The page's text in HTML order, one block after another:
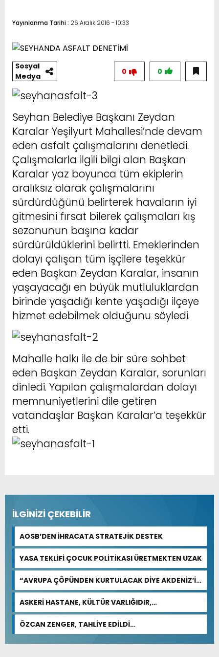
Yayınlanma Tarihi : 26 Aralık 2016 - 10:33
Sosyal
Medya
0
0
Seyhan Belediye Başkanı Zeydan
Karalar Yeşilyurt Mahallesi’nde devam
eden asfalt çalışmalarını denetledi.
Çalışmalarla ilgili bilgi alan Başkan
Karalar yaz boyunca tüm ekiplerin
aralıksız olarak çalışmalarını
sürdürdüğünü belirterek havaların iyi
gitmesini fırsat bilerek çalışmaları kış
sezonunun başına kadar
sürdürüldüklerini belirtti. Emeklerinden
dolayı çalışan tüm işçilere teşekkür
eden Başkan Zeydan Karalar, insanın
yaşayacağı en büyük mutluluklardan
birinde yaşadığı kente yaşadığı ilçeye
hizmet edebilmek olduğunu söyledi.
Mahalle halkı ile de bir süre sohbet
eden Başkan Zeydan Karalar, sorunları
dinledi. Yapılan çalışmalardan dolayı
memnuniyetlerini dile getiren
vatandaşlar Başkan Karalar’a teşekkür
etti.
İLGİNİZİ ÇEKEBİLİR
AOSB’DEN İHRACATA STRATEJİK DESTEK
YASA TEKLİFİ ÇOCUK POLİTİKASI ÜRETMEKTEN UZAK
“AVRUPA ÇÖPÜNDEN KURTULACAK DİYE AKDENİZ’İ
FEDA EDEMEZSİNİZ!”
ASKERİ HASTANE, KÜLTÜR VARLIĞIDIR,
ÖZELLEŞTİRİLEMEZ!
ÖZCAN ZENGER, TAHLİYE EDİLDİ…